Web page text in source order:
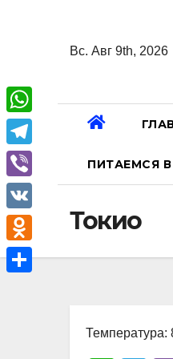
содержанию
Вс. Авг 9th, 2026
ПИТАЕМСЯ
Токио
Температура:
W
h
a
A
T
e
l
e
g
V
i
b
e
V
K
O